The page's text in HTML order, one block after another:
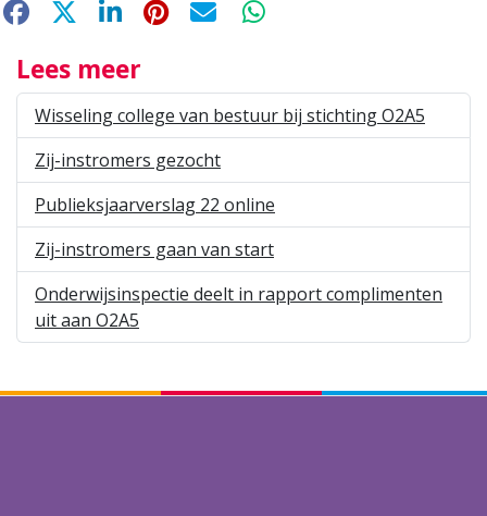
Facebook LinkedInPinterestE-mailWhatsApp
Lees meer
Wisseling college van bestuur bij stichting O2A5
Zij-instromers gezocht
Publieksjaarverslag 22 online
Zij-instromers gaan van start
Onderwijsinspectie deelt in rapport complimenten
uit aan O2A5